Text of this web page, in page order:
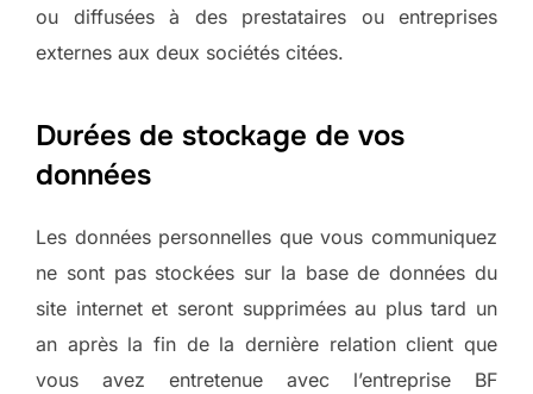
ou diffusées à des prestataires ou entreprises
externes aux deux sociétés citées.
Durées de stockage de vos
données
Les données personnelles que vous communiquez
ne sont pas stockées sur la base de données du
site internet et seront supprimées au plus tard un
an après la fin de la dernière relation client que
vous avez entretenue avec l’entreprise BF